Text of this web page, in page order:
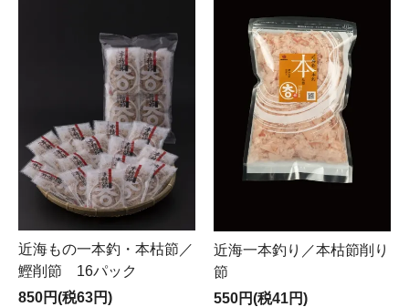
近海もの一本釣・本枯節／
鰹削節 16パック
850円(税63円)
近海一本釣り／本枯節削り
節
550円(税41円)